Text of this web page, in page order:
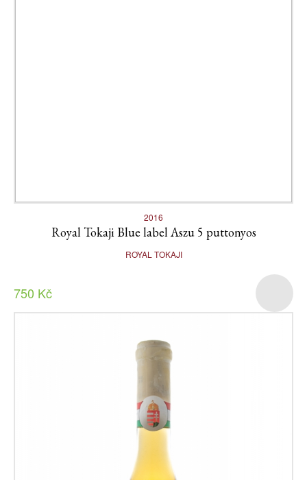
2016
Royal Tokaji Blue label Aszu 5 puttonyos
ROYAL TOKAJI
750 Kč